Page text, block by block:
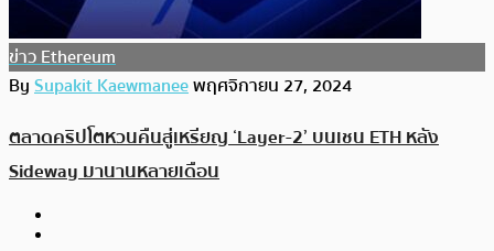
ข่าว Ethereum
BySupakit Kaewmaneeพฤศจิกายน 27, 2024
ตลาดคริปโตหวนคืนสู่เหรียญ ‘Layer-2’ บนเชน ETH หลัง
Sideway มานานหลายเดือน